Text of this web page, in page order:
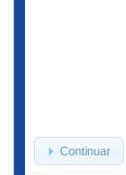
Continuar